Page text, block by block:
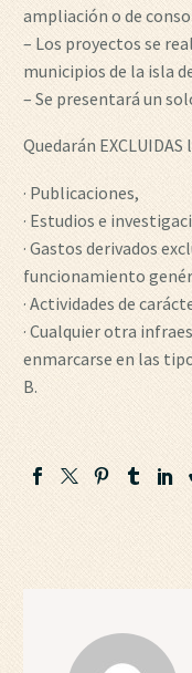
ampliación o de
– Los proyectos se
municipios de la isla
– Se presentará un
Quedarán
· Publicaciones,
· Estudios e
· Gastos derivados
funcionamiento
· Actividades de
· Cualquier otra
enmarcarse en las
B.